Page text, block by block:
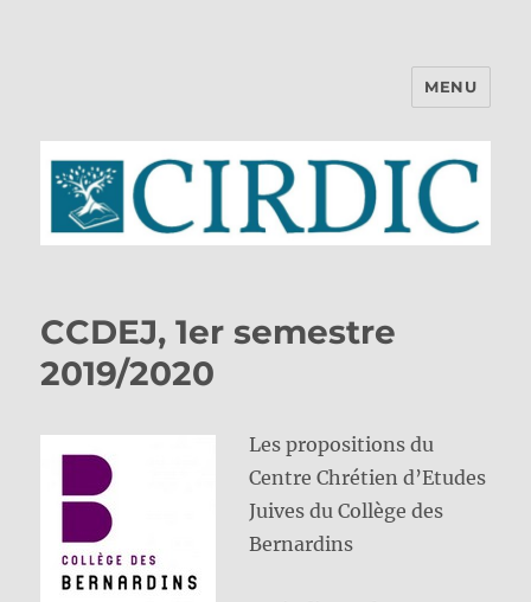
MENU
CCDEJ, 1er semestre
2019/2020
Les propositions du
Centre Chrétien d’Etudes
Juives du Collège des
Bernardins